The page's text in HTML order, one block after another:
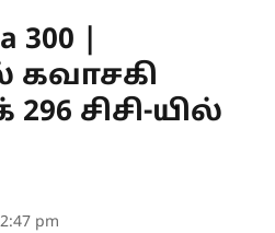
300 |
கவாசகி
சிசி-யில்
pm